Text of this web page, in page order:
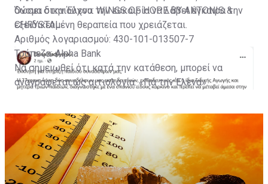
Με πληροφορίες από Famagusta.news
δώσει στην Έλενα την ευκαιρία να λάβει έγκαιρα την
εξειδικευμένη θεραπεία που χρειάζεται.
Όνομα δικαιούχου: WINGS OF HOPE BY ANTONIS &
CHRYSTAL
Αριθμός λογαριασμού: 430-101-013507-7
Τράπεζα: Alpha Bank
Να σημειωθεί ότι κατά την κατάθεση, μπορεί να
αναγράφεται ως αιτιολογία: «Για την Έλενα».